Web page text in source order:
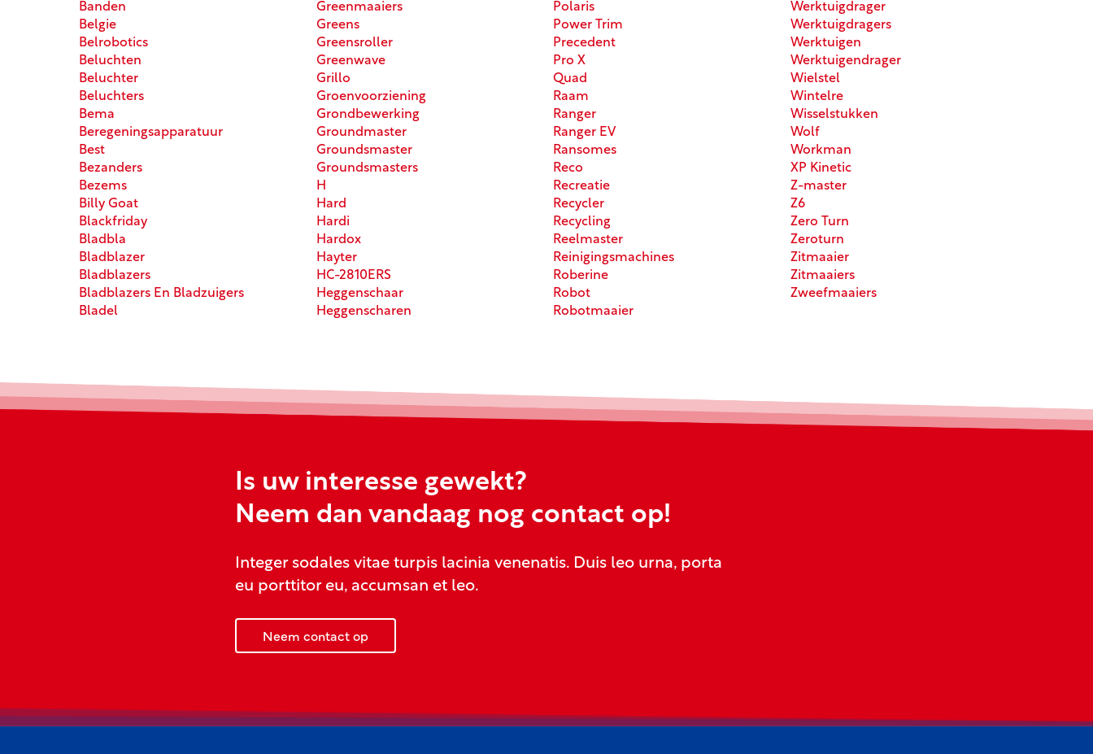
Banden
Belgie
Belrobotics
Beluchten
Beluchter
Beluchters
Bema
Beregeningsapparatuur
Best
Bezanders
Bezems
Billy Goat
Blackfriday
Bladbla
Bladblazer
Bladblazers
Bladblazers En Bladzuigers
Bladel
Greenmaaiers
Greens
Greensroller
Greenwave
Grillo
Groenvoorziening
Grondbewerking
Groundmaster
Groundsmaster
Groundsmasters
H
Hard
Hardi
Hardox
Hayter
HC-2810ERS
Heggenschaar
Heggenscharen
Polaris
Power Trim
Precedent
Pro X
Quad
Raam
Ranger
Ranger EV
Ransomes
Reco
Recreatie
Recycler
Recycling
Reelmaster
Reinigingsmachines
Roberine
Robot
Robotmaaier
Werktuigdrager
Werktuigdragers
Werktuigen
Werktuigendrager
Wielstel
Wintelre
Wisselstukken
Wolf
Workman
XP Kinetic
Z-master
Z6
Zero Turn
Zeroturn
Zitmaaier
Zitmaaiers
Zweefmaaiers
Is uw interesse gewekt?
Neem dan vandaag nog contact op!
Integer sodales vitae turpis lacinia venenatis. Duis leo urna, porta
eu porttitor eu, accumsan et leo.
Neem contact op